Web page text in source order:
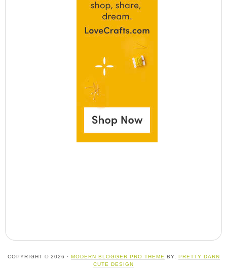
COPYRIGHT © 2026 · MODERN BLOGGER PRO THEME BY, PRETTY DARN
CUTE DESIGN